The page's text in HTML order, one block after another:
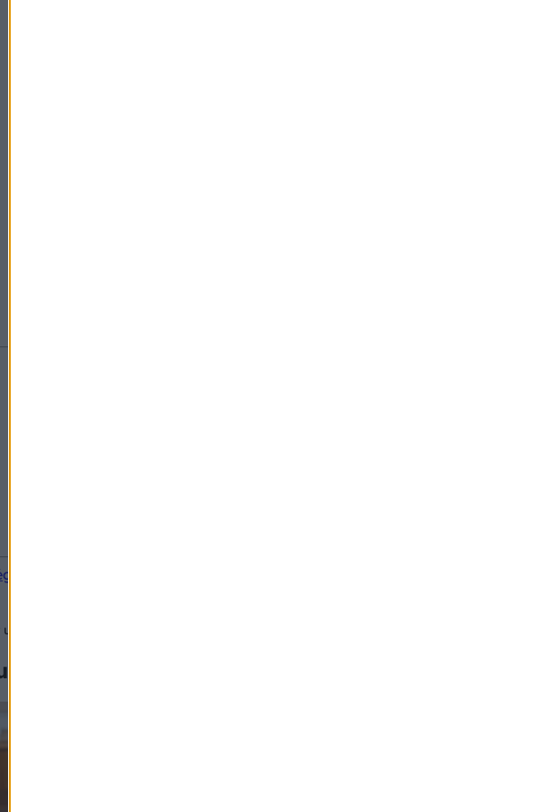
nyitnak az éttermek, a boltok és a fodrászatok
nyitnak az éttermek, a boltok és a fodrászatok